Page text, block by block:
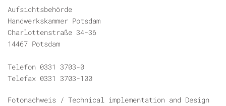
Aufsichtsbehörde
Handwerkskammer Potsdam
Charlottenstraße 34-36
14467 Potsdam
Telefon 0331 3703-0
Telefax 0331 3703-100
Fotonachweis / Technical implementation and Design